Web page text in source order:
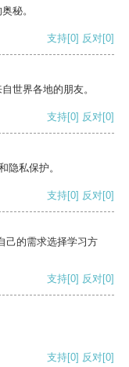
秘。
支持[0] 反对[0]
世界各地的朋友。
支持[0] 反对[0]
隐私保护。
支持[0] 反对[0]
己的需求选择学习方
支持[0] 反对[0]
支持[0] 反对[0]